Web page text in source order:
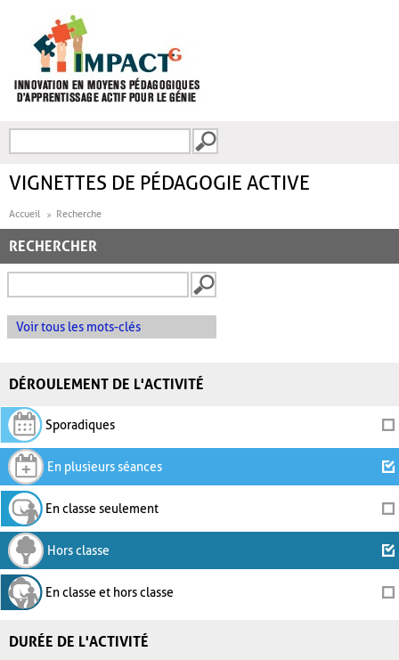
FORMULAIRE DE
VIGNETTES DE PÉDAGOGIE ACTIVE
Accueil Recherche
RECHERCHER
Voir tous les mots-clés
DÉROULEMENT DE L'ACTIVITÉ
Sporadiques
En plusieurs séances
En classe seulement
Hors classe
En classe et hors classe
DURÉE DE L'ACTIVITÉ